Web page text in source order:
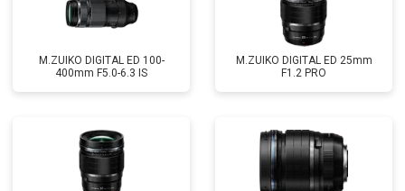
M.ZUIKO DIGITAL ED 100-
400mm F5.0-6.3 IS
M.ZUIKO DIGITAL ED 25mm
F1.2 PRO